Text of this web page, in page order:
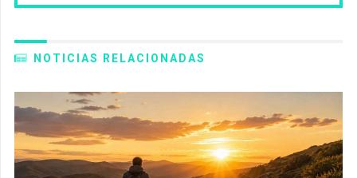
NOTICIAS RELACIONADAS